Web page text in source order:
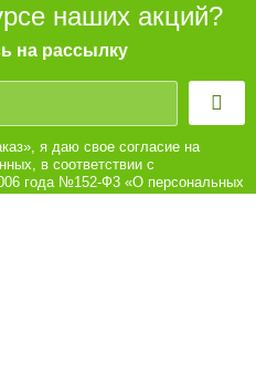
наших акций?
на рассылку
я даю свое согласие на
в соответствии с
года №152-Ф3 «О персональных